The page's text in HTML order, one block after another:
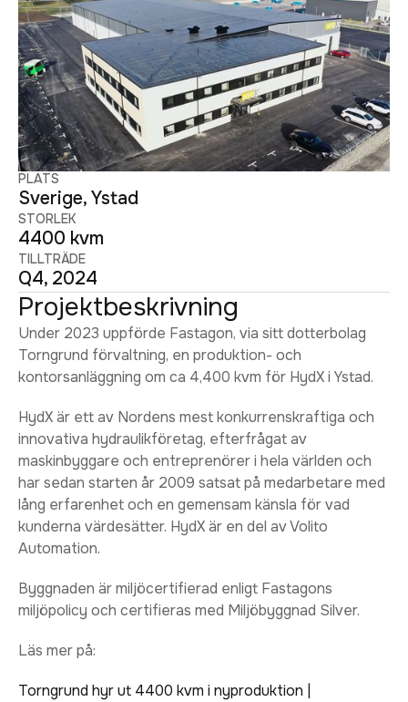
PLATS
Sverige, Ystad
STORLEK
4400 kvm
TILLTRÄDE
Q4, 2024
Projektbeskrivning
Under 2023 uppförde Fastagon, via sitt dotterbolag
Torngrund förvaltning, en produktion- och
kontorsanläggning om ca 4,400 kvm för HydX i Ystad.
HydX är ett av Nordens mest konkurrenskraftiga och
innovativa hydraulikföretag, efterfrågat av
maskinbyggare och entreprenörer i hela världen och
har sedan starten år 2009 satsat på medarbetare med
lång erfarenhet och en gemensam känsla för vad
kunderna värdesätter. HydX är en del av Volito
Automation.
Byggnaden är miljöcertifierad enligt Fastagons
miljöpolicy och certifieras med Miljöbyggnad Silver.
Läs mer på:
Torngrund hyr ut 4400 kvm i nyproduktion |